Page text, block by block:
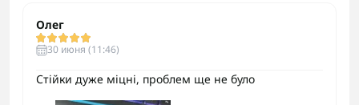
Олег
30 июня (11:46)
Стійки дуже міцні, проблем ще не було